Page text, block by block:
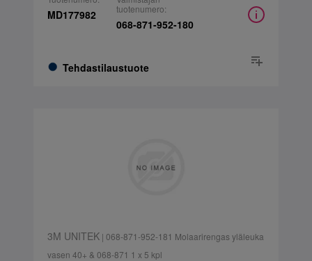
MD177982
Tehdastilaustuote
tuotenumero:
068-871-952-180
3M UNITEK| 068-871-952-181 Molaarirengas yläleuka
vasen 40+ & 068-871 1 x 5 kpl